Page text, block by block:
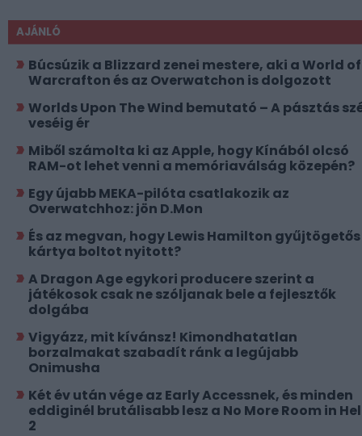
AJÁNLÓ
Búcsúzik a Blizzard zenei mestere, aki a World of
Warcrafton és az Overwatchon is dolgozott
Worlds Upon The Wind bemutató – A pásztás
veséig ér
Miből számolta ki az Apple, hogy Kínából olcsó
RAM-ot lehet venni a memóriaválság közepén?
Egy újabb MEKA-pilóta csatlakozik az
Overwatchhoz: jön D.Mon
És az megvan, hogy Lewis Hamilton gyűjtögetős
kártya boltot nyitott?
A Dragon Age egykori producere szerint a
játékosok csak ne szóljanak bele a fejlesztők
dolgába
Vigyázz, mit kívánsz! Kimondhatatlan
borzalmakat szabadít ránk a legújabb
Onimusha
Két év után vége az Early Accessnek, és minden
eddiginél brutálisabb lesz a No More Room in
2